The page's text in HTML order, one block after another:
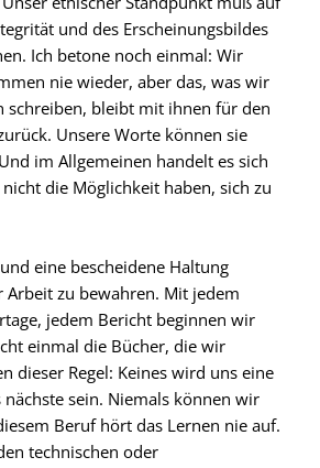
und des Erscheinungsbildes
Ich betone noch einmal: Wir
nie wieder, aber das, was wir
schreiben, bleibt mit ihnen für den
Unsere Worte können sie
im Allgemeinen handelt es sich
die Möglichkeit haben, sich zu
eine bescheidene Haltung
Arbeit zu bewahren. Mit jedem
jedem Bericht beginnen wir
einmal die Bücher, die wir
dieser Regel: Keines wird uns eine
sein. Niemals können wir
Beruf hört das Lernen nie auf.
technischen oder